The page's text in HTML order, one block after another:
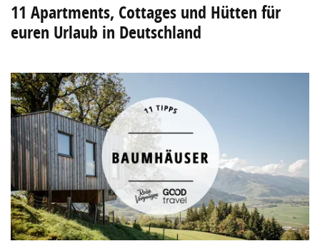
11 Apartments, Cottages und Hütten für
euren Urlaub in Deutschland